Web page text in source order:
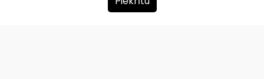
Par mums